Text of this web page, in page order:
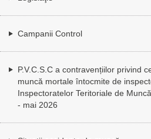
Campanii Control
P.V.C.S.C a contravențiilor privind
muncă mortale întocmite de
Inspectoratelor Teritoriale de
- mai 2026